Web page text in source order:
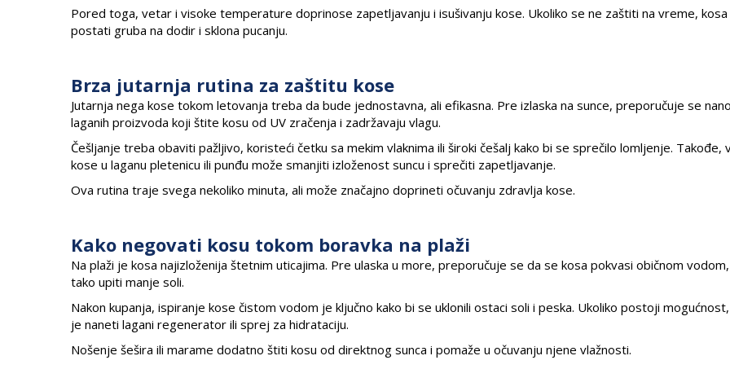
Pored toga, vetar i visoke temperature doprinose zapetljavanju i isušivanju kose. Ukoliko se ne zaštiti na vreme, kosa
postati gruba na dodir i sklona pucanju.
Brza jutarnja rutina za zaštitu kose
Jutarnja nega kose tokom letovanja treba da bude jednostavna, ali efikasna. Pre izlaska na sunce, preporučuje se
laganih proizvoda koji štite kosu od UV zračenja i zadržavaju vlagu.
Češljanje treba obaviti pažljivo, koristeći četku sa mekim vlaknima ili široki češalj kako bi se sprečilo lomljenje. Takođe,
kose u laganu pletenicu ili punđu može smanjiti izloženost suncu i sprečiti zapetljavanje.
Ova rutina traje svega nekoliko minuta, ali može značajno doprineti očuvanju zdravlja kose.
Kako negovati kosu tokom boravka na plaži
Na plaži je kosa najizloženija štetnim uticajima. Pre ulaska u more, preporučuje se da se kosa pokvasi običnom
tako upiti manje soli.
Nakon kupanja, ispiranje kose čistom vodom je ključno kako bi se uklonili ostaci soli i peska. Ukoliko postoji
je naneti lagani regenerator ili sprej za hidrataciju.
Nošenje šešira ili marame dodatno štiti kosu od direktnog sunca i pomaže u očuvanju njene vlažnosti.